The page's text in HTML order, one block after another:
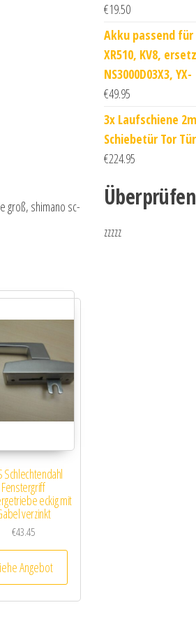
groß, shimano sc-
Schlechtendahl
Fenstergriff
eckig mit
verzinkt
€43.45
Angebot
€19.50
Akku passend für
XR510, KV8,
NS3000D03X3, YX-
€49.95
3x Laufschiene
Schiebetür Tor
€224.95
Überprüfen
zzzzz